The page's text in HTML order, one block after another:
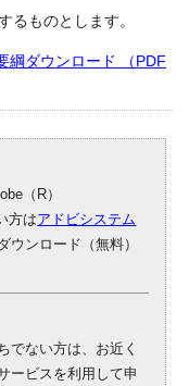
るものとします。
綱ダウンロード （PDF
（R）
方はアドビシステム
ウンロード（無料）
でない方は、お近く
ービスを利用して申